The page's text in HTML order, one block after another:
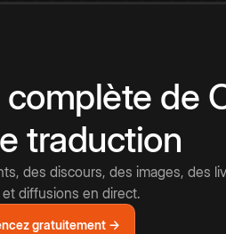
de
traduction
des discours, des images, des
diffusions en direct.
gratuitement →